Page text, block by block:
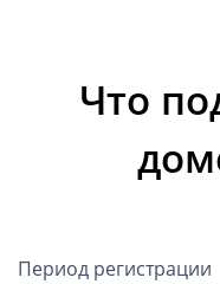
Что
Период регистрации